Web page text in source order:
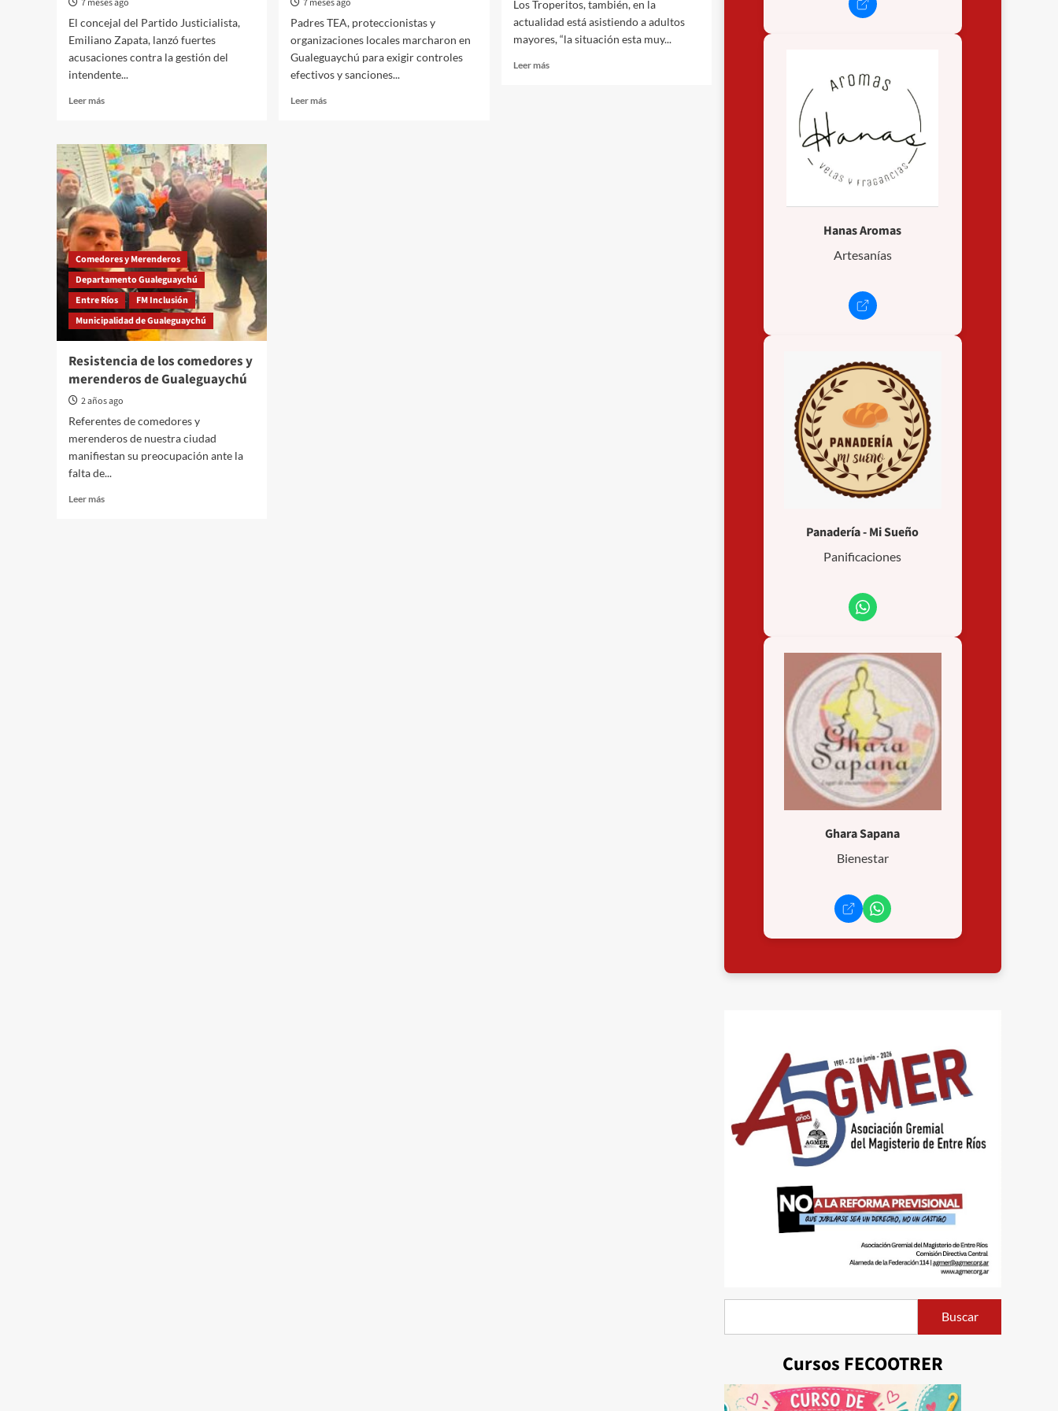
7 meses ago
El concejal del Partido Justicialista,
Emiliano Zapata, lanzó fuertes
acusaciones contra la gestión del
intendente...
Leer másRead
Concejal
Emiliano
Zapata
denuncia
direccionamiento
de
obras
y
exige
transparencia
al
municipio
7 meses ago
Padres TEA, proteccionistas y
organizaciones locales marcharon en
Gualeguaychú para exigir controles
efectivos y sanciones...
Leer másRead
Los Troperitos, también, en la
actualidad está asistiendo a adultos
mayores, “la situación esta muy...
Leer másRead
Comedores y Merenderos
Departamento Gualeguaychú
Entre Ríos
FM Inclusión
Municipalidad de Gualeguaychú
Resistencia de los comedores y
merenderos de Gualeguaychú
2 años ago
Referentes de comedores y
merenderos de nuestra ciudad
manifiestan su preocupación ante la
falta de...
Leer másRead
Hanas Aromas
Artesanías
Panadería - Mi Sueño
Panificaciones
Ghara Sapana
Bienestar
Buscar
Cursos FECOOTRER